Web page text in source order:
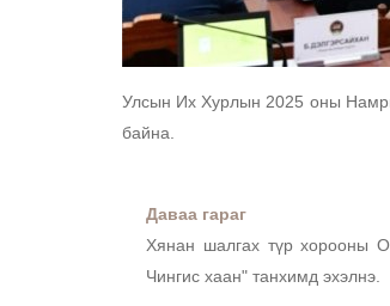
Улсын Их Хурлын 2025 оны
байна.
Даваа гараг
Хянан шалгах түр хорооны
Чингис хаан" танхимд эхэлнэ.